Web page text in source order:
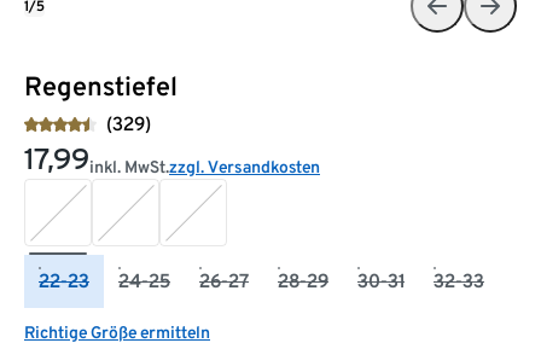
Regenstiefel
(329)
17,99inkl. MwSt.zzgl. Versandkosten
22-23 24-25 26-27 28-29 30-31 32-33
Richtige Größe ermitteln
1/5